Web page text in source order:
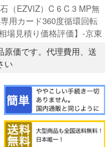
（EZVIZ）C 6 C 3 MP無
用カード360度循環回転
場見積り価格評価】-京東
原価です。代理費用、送
い